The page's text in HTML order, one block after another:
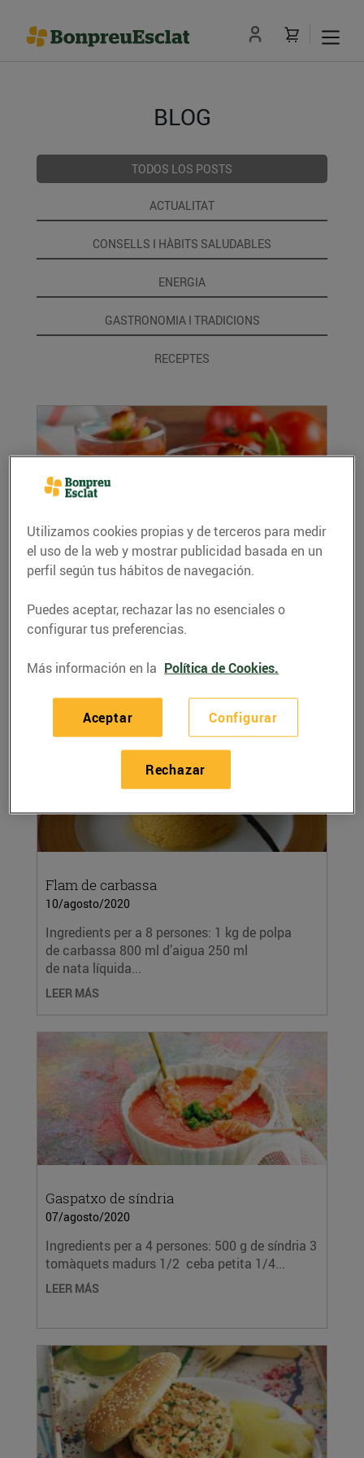
BLOG
TODOS LOS POSTS
ACTUALITAT
CONSELLS I HÀBITS SALUDABLES
ENERGIA
GASTRONOMIA I TRADICIONS
RECEPTES
Combatre la calor menjant
Està molt bé engegar el ventilador i, si cal, l’aire
condicionat, però la calor, a l’estiu, també...
LEER MÁS
Flam de carbassa
10/agosto/2020
Ingredients per a 8 persones: 1 kg de polpa
de carbassa 800 ml d’aigua 250 ml
de nata líquida...
LEER MÁS
Gaspatxo de síndria
07/agosto/2020
Ingredients per a 4 persones: 500 g de síndria 3
tomàquets madurs 1/2 ceba petita 1/4...
LEER MÁS
Utilizamos cookies propias y de terceros para medir
el uso de la web y mostrar publicidad basada en un
perfil según tus hábitos de navegación.
Puedes aceptar, rechazar las no esenciales o
configurar tus preferencias.
Más información en la Política de Cookies.
Configurar
Rechazar
Aceptar